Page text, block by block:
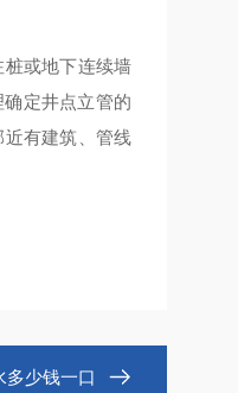
或地下连续墙
定井点立管的
有建筑、管线
多少钱一口